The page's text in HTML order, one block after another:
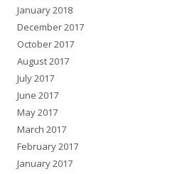
January 2018
December 2017
October 2017
August 2017
July 2017
June 2017
May 2017
March 2017
February 2017
January 2017